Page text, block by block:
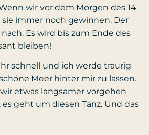
wir vor dem Morgen des 14.
immer noch gewinnen. Der
Es wird bis zum Ende des
bleiben!
schnell und ich werde traurig
Meer hinter mir zu lassen.
etwas langsamer vorgehen
es geht um diesen Tanz. Und das